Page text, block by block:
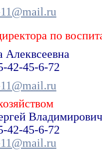
по
42-45-6-72
Владимирович
42-45-6-72